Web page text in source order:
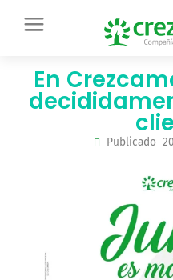
En
Publicado